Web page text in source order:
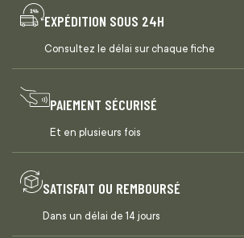
EXPÉDITION SOUS 24H
Consultez le délai sur chaque fiche
PAIEMENT SÉCURISÉ
Et en plusieurs fois
SATISFAIT OU REMBOURSÉ
Dans un délai de 14 jours